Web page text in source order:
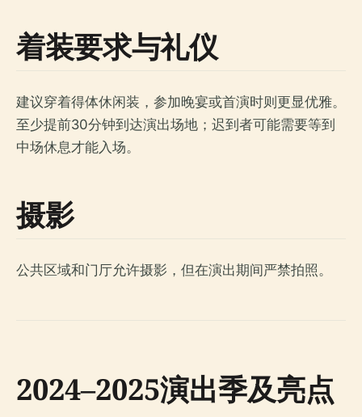
着装要求与礼仪
建议穿着得体休闲装，参加晚宴或首演时则更显优雅。
至少提前30分钟到达演出场地；迟到者可能需要等到
中场休息才能入场。
摄影
公共区域和门厅允许摄影，但在演出期间严禁拍照。
2024–2025演出季及亮点